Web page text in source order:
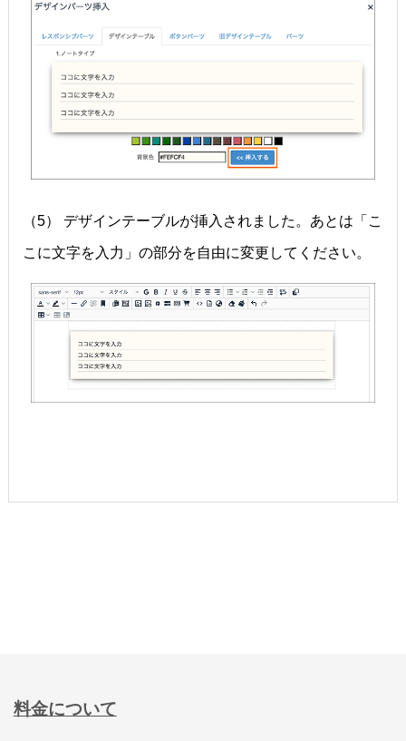
（5） デザインテーブルが挿入されました。あとは「こ
こに文字を入力」の部分を自由に変更してください。
料金について